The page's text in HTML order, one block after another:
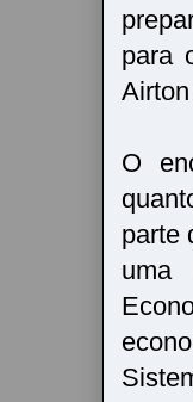
para
O
parte
uma